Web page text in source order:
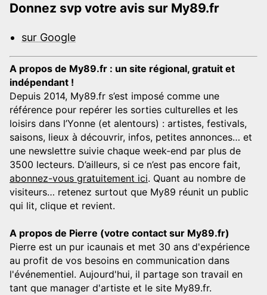
Donnez svp votre avis sur My89.fr
sur Google
A propos de My89.fr : un site régional, gratuit et
indépendant !
Depuis 2014, My89.fr s’est imposé comme une
référence pour repérer les sorties culturelles et les
loisirs dans l’Yonne (et alentours) : artistes, festivals,
saisons, lieux à découvrir, infos, petites annonces… et
une newslettre suivie chaque week-end par plus de
3500 lecteurs. D’ailleurs, si ce n’est pas encore fait,
abonnez-vous gratuitement ici. Quant au nombre de
visiteurs… retenez surtout que My89 réunit un public
qui lit, clique et revient.
A propos de Pierre (votre contact sur My89.fr)
Pierre est un pur icaunais et met 30 ans d'expérience
au profit de vos besoins en communication dans
l'événementiel. Aujourd'hui, il partage son travail en
tant que manager d'artiste et le site My89.fr.